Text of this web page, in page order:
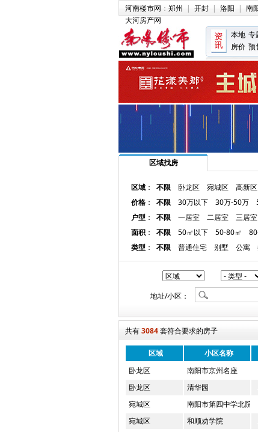
河南楼市网 ： 郑州 | 开封 | 洛阳 | 南
大河房产网
本地 专
房价 预
区域找房
区域 ： 不限 卧龙区 宛城区 高新区
价格 ： 不限 30万以下 30万-50万
户型 ： 不限 一居室 二居室 三居室
面积 ： 不限 50㎡以下 50-80㎡
类型 ： 不限 普通住宅 别墅 公寓
地址/小区：
共有3084套符合要求的房子
区域 小区名称
卧龙区
南阳市京州名座
卧龙区
清华园
宛城区
南阳市第四中学北院
宛城区
和顺劝学院